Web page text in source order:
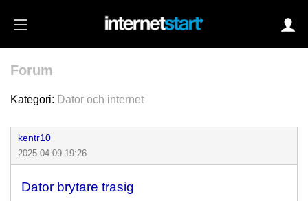
Forum
Kategori: Dator och internet
kentr10
2025-04-09 19:26
Dator brytare trasig